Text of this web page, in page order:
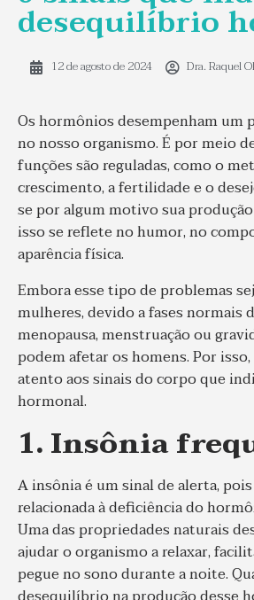
desequilíbrio
12 de agosto de 2024 Dra. Raquel
Os hormônios desempenham um
no nosso organismo. É por meio
funções são reguladas, como o
crescimento, a fertilidade e o
se por algum motivo sua
isso se reflete no humor, no
aparência física.
Embora esse tipo de problemas
mulheres, devido a fases normais
menopausa, menstruação ou
podem afetar os homens. Por
atento aos sinais do corpo que
hormonal.
1. Insônia
A insônia é um sinal de alerta,
relacionada à deficiência do
Uma das propriedades naturais
ajudar o organismo a relaxar,
pegue no sono durante a noite.